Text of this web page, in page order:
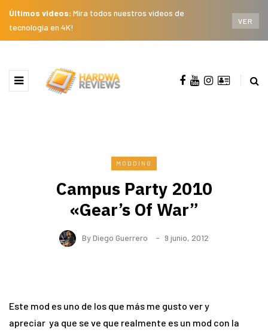
Últimos videos: Mira todos nuestros videos de
tecnología en 4K!
VER
MODDING
Campus Party 2010
«Gear’s Of War”
ByDiego Guerrero 9 junio, 2012
Este mod es uno de los que más me gusto ver y
apreciar ya que se ve que realmente es un mod con la